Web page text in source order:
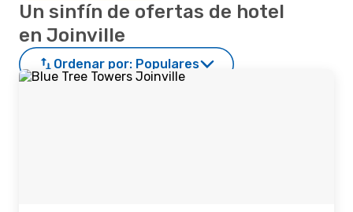
Un sinfín de ofertas de hotel
en Joinville
Ordenar por: Populares